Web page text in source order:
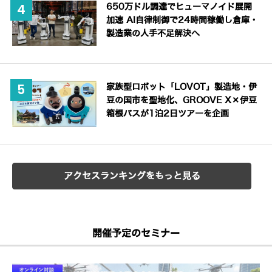
650万ドル調達でヒューマノイド展開
加速 AI自律制御で24時間稼働し倉庫・
製造業の人手不足解決へ
家族型ロボット「LOVOT」製造地・伊
豆の国市を聖地化、GROOVE X×伊豆
箱根バスが1泊2日ツアーを企画
アクセスランキングをもっと見る
開催予定のセミナー